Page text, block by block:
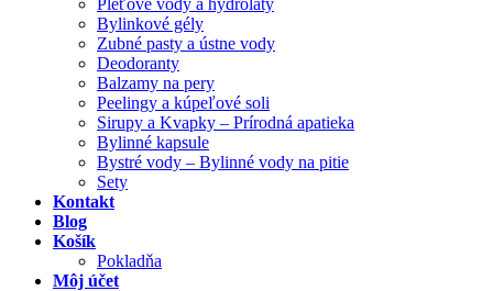
Pleťové vody a hydroláty
Bylinkové gély
Zubné pasty a ústne vody
Deodoranty
Balzamy na pery
Peelingy a kúpeľové soli
Sirupy a Kvapky – Prírodná apatieka
Bylinné kapsule
Bystré vody – Bylinné vody na pitie
Sety
Kontakt
Blog
Košík
Pokladňa
Môj účet